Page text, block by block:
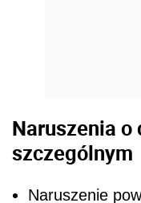
Naruszenia
szczególnym
Naruszenie